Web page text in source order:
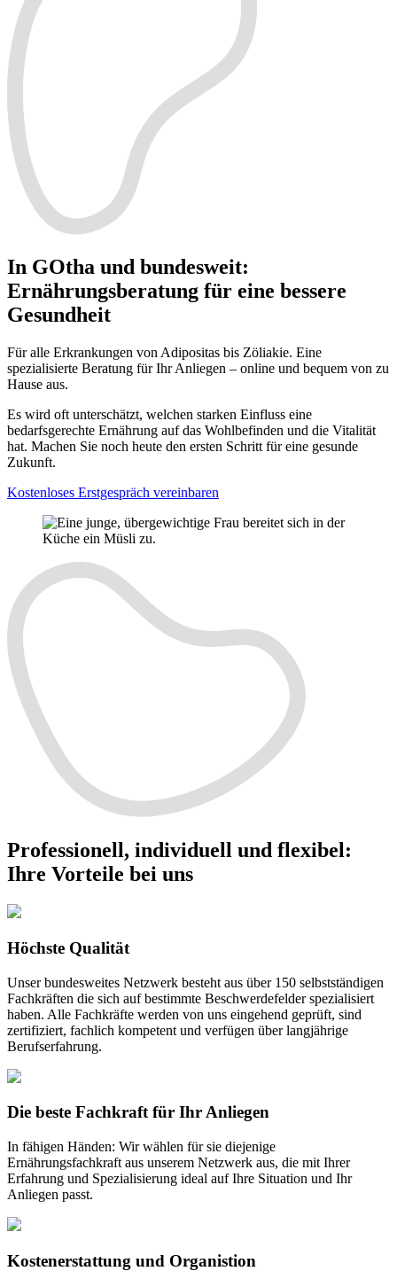
In GOtha und bundesweit:
Ernährungsberatung für eine bessere
Gesundheit
Für alle Erkrankungen von Adipositas bis Zöliakie. Eine
spezialisierte Beratung für Ihr Anliegen – online und bequem von zu
Hause aus.
Es wird oft unterschätzt, welchen starken Einfluss eine
bedarfsgerechte Ernährung auf das Wohlbefinden und die Vitalität
hat. Machen Sie noch heute den ersten Schritt für eine gesunde
Zukunft.
Kostenloses Erstgespräch vereinbaren
Professionell, individuell und flexibel:
Ihre Vorteile bei uns
Höchste Qualität
Unser bundesweites Netzwerk besteht aus über 150 selbstständigen
Fachkräften die sich auf bestimmte Beschwerdefelder spezialisiert
haben. Alle Fachkräfte werden von uns eingehend geprüft, sind
zertifiziert, fachlich kompetent und verfügen über langjährige
Berufserfahrung.
Die beste Fachkraft für Ihr Anliegen
In fähigen Händen: Wir wählen für sie diejenige
Ernährungsfachkraft aus unserem Netzwerk aus, die mit Ihrer
Erfahrung und Spezialisierung ideal auf Ihre Situation und Ihr
Anliegen passt.
Kostenerstattung und Organistion